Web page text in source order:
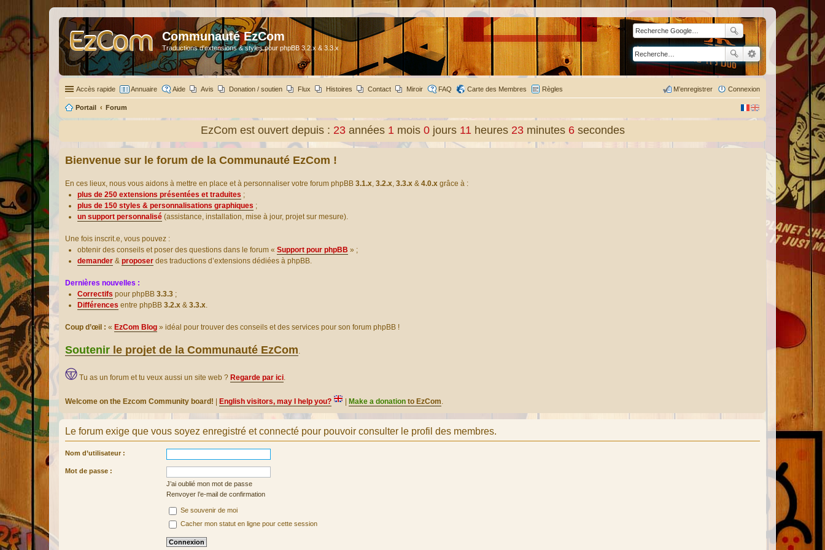
Communauté EzCom
Traductions d'extensions & styles pour phpBB 3.2.x & 3.3.x
Accès rapide Annuaire Aide Avis Donation / soutien Flux Histoires Contact Miroir FAQ Carte des Membres Règles Connexion
M’enregistrer
Portail Forum
EzCom est ouvert depuis : 23 années1 mois0 jours11 heures23 minutes7 secondes
Bienvenue sur le forum de la Communauté EzCom !
En ces lieux, nous vous aidons à mettre en place et à personnaliser votre forum phpBB 3.1.x, 3.2.x, 3.3.x & 4.0.x grâce à :
plus de 250 extensions présentées et traduites ;
plus de 150 styles & personnalisations graphiques ;
un support personnalisé (assistance, installation, mise à jour, projet sur mesure).
Une fois inscrit.e, vous pouvez :
obtenir des conseils et poser des questions dans le forum « Support pour phpBB » ;
demander & proposer des traductions d’extensions dédiées à phpBB.
Dernières nouvelles :
Correctifs pour phpBB 3.3.3 ;
Différences entre phpBB 3.2.x & 3.3.x.
Coup d’œil : « EzCom Blog » idéal pour trouver des conseils et des services pour son forum phpBB !
Soutenir le projet de la Communauté EzCom.
Tu as un forum et tu veux aussi un site web ? Regarde par ici.
Welcome on the Ezcom Community board! English visitors, may I help you? Make a donation to EzCom.
Le forum exige que vous soyez enregistré et connecté pour pouvoir consulter le profil des membres.
Nom d’utilisateur :
Mot de passe :
J’ai oublié mon mot de passe
Renvoyer l’e-mail de confirmation
Se souvenir de moi
Cacher mon statut en ligne pour cette session